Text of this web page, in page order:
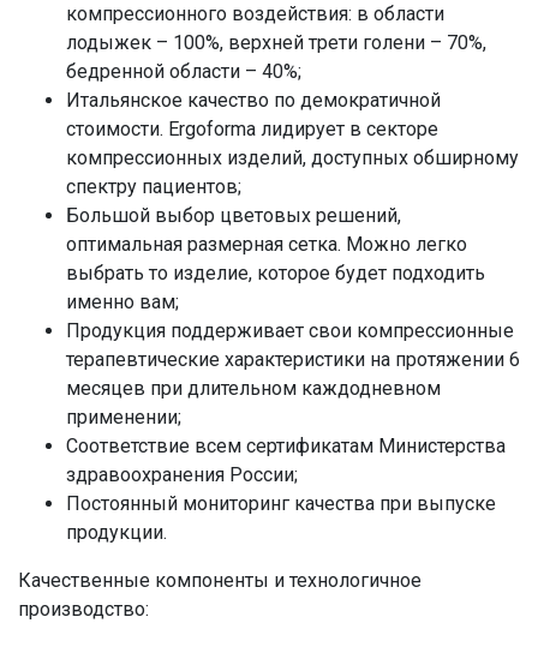
компрессионного воздействия: в области
лодыжек – 100%, верхней трети голени – 70%,
бедренной области – 40%;
Итальянское качество по демократичной
стоимости. Ergoforma лидирует в секторе
компрессионных изделий, доступных обширному
спектру пациентов;
Большой выбор цветовых решений,
оптимальная размерная сетка. Можно легко
выбрать то изделие, которое будет подходить
именно вам;
Продукция поддерживает свои компрессионные
терапевтические характеристики на протяжении 6
месяцев при длительном каждодневном
применении;
Соответствие всем сертификатам Министерства
здравоохранения России;
Постоянный мониторинг качества при выпуске
продукции.
Качественные компоненты и технологичное
производство: